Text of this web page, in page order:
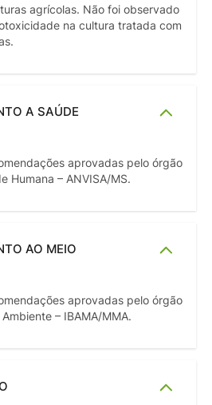
agrícolas. Não foi observado
na cultura tratada com
A SAÚDE
aprovadas pelo órgão
Humana – ANVISA/MS.
AO MEIO
aprovadas pelo órgão
– IBAMA/MMA.